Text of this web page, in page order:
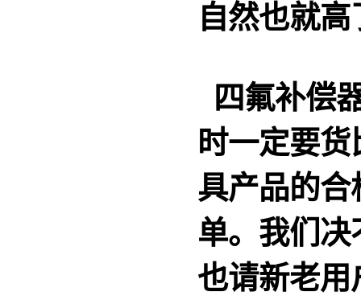
自然也就高
四氟补偿
时一定要
具产品的
单。我们
也请新老用